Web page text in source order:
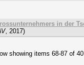
in der
, 2017)
showing items 68-87 of